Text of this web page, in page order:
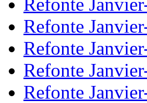
Refonte
Refonte
Refonte
Refonte